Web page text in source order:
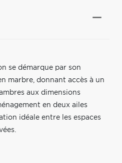
se démarque par son
marbre, donnant accès à un
aux dimensions
en deux ailes
idéale entre les espaces